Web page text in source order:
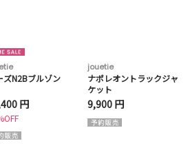
ズN2Bブルゾン
円
jouetie
ナポレオントラックジャ
ケット
9,900 円